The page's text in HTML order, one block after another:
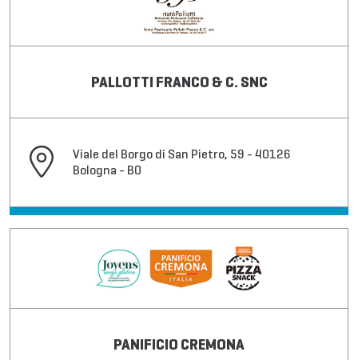
PALLOTTI FRANCO & C. SNC
Viale del Borgo di San Pietro, 59 - 40126
Bologna - BO
PANIFICIO CREMONA